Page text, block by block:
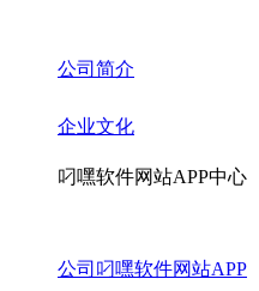
公司简介
企业文化
叼嘿软件网站APP中心
公司叼嘿软件网站APP